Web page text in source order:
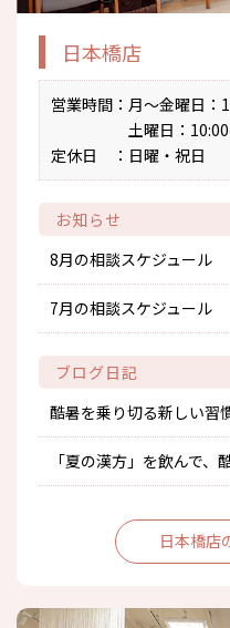
日本橋店
営業時間 ：月～金曜日：
土曜日：
定休日
：日曜・祝日
お知らせ
8月の相談スケジュール
7月の相談スケジュール
ブログ日記
酷暑を乗り切る新しい習
「夏の漢方」を飲んで、
日本橋店